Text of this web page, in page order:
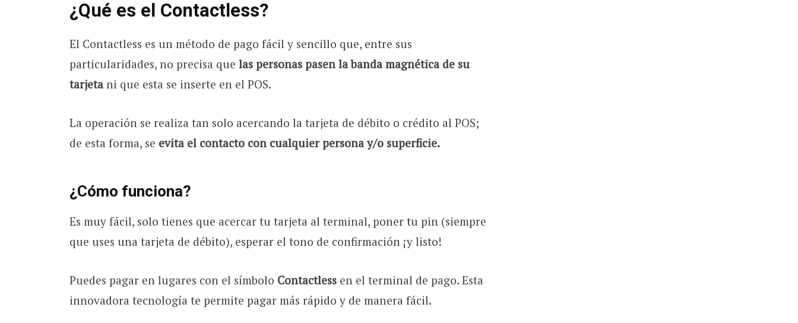
¿Qué es el Contactless?
El Contactless es un método de pago fácil y sencillo que, entre sus
particularidades, no precisa que las personas pasen la banda magnética de su
tarjetani que esta se inserte en el POS.
La operación se realiza tan solo acercando la tarjeta de débito o crédito al POS;
de esta forma, se evita el contacto con cualquier persona y/o superficie.
¿Cómo funciona?
Es muy fácil, solo tienes que acercar tu tarjeta al terminal, poner tu pin (siempre
que uses una tarjeta de débito), esperar el tono de confirmación ¡y listo!
Puedes pagar en lugares con el símbolo Contactlessen el terminal de pago. Esta
innovadora tecnología te permite pagar más rápido y de manera fácil.